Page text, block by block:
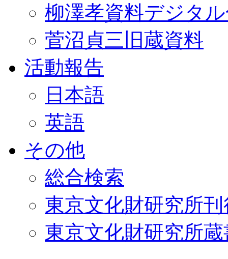
柳澤孝資料デジタ
菅沼貞三旧蔵資料
活動報告
日本語
英語
その他
総合検索
東京文化財研究所
東京文化財研究所